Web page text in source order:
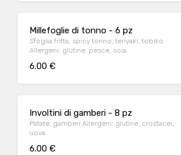
Millefoglie di tonno - 6 pz
Sfoglia fritta, spicy tonno, teriyaki, tobiko
Allergeni: glutine, pesce, soia.
6.00 €
Involtini di gamberi - 8 pz
Patate, gamberi Allergeni: glutine, crostacei,
uova
6.00 €